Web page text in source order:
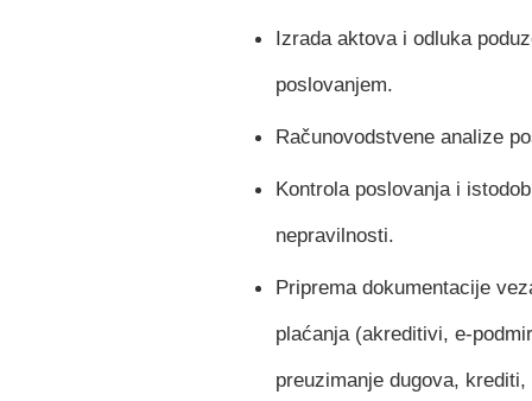
Izrada aktova i odluka
poslovanjem.
Računovodstvene analize
Kontrola poslovanja i
nepravilnosti.
Priprema dokumentacije
plaćanja (akreditivi, e-
preuzimanje dugova,